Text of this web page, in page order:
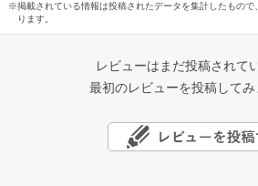
※掲載されている情報は投稿されたデータを集計したもので
ります。
レビューはまだ投稿されて
最初のレビューを投稿してみ